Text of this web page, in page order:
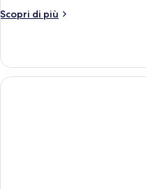
Scopri di più
Altri